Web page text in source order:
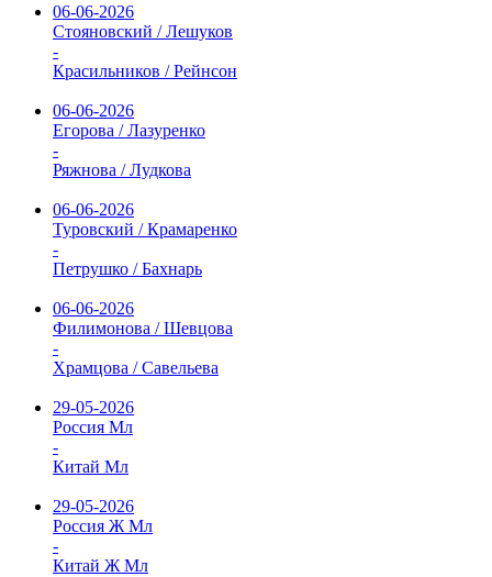
06-06-2026
Стояновский / Лешуков
-
Красильников / Рейнсон
06-06-2026
Егорова / Лазуренко
-
Ряжнова / Лудкова
06-06-2026
Туровский / Крамаренко
-
Петрушко / Бахнарь
06-06-2026
Филимонова / Шевцова
-
Храмцова / Савельева
29-05-2026
Россия Мл
-
Китай Мл
29-05-2026
Россия Ж Мл
-
Китай Ж Мл